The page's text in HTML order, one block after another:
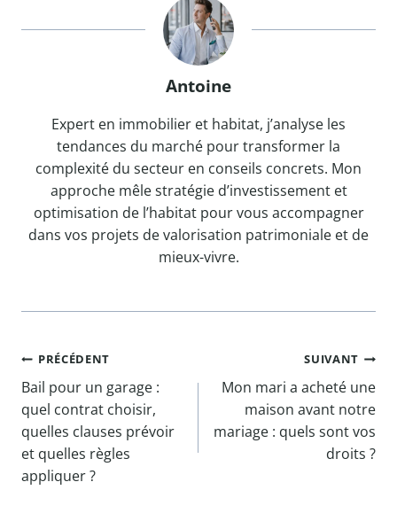
Antoine
Expert en immobilier et habitat, j’analyse les
tendances du marché pour transformer la
complexité du secteur en conseils concrets. Mon
approche mêle stratégie d’investissement et
optimisation de l’habitat pour vous accompagner
dans vos projets de valorisation patrimoniale et de
mieux-vivre.
Navigation
de
l’article
PRÉCÉDENT
Bail pour un garage :
quel contrat choisir,
quelles clauses prévoir
et quelles règles
appliquer ?
SUIVANT
Mon mari a acheté une
maison avant notre
mariage : quels sont vos
droits ?